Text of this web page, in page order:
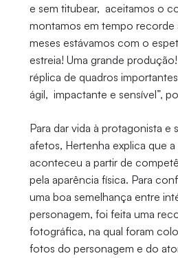
e sem titubear, aceitamos o
montamos em tempo recorde
meses estávamos com o
estreia! Uma grande
réplica de quadros
ágil, impactante e sensível”,
Para dar vida à protagonista e
afetos, Hertenha explica que
aconteceu a partir de
pela aparência física. Para
uma boa semelhança entre
personagem, foi feita uma
fotográfica, na qual foram
fotos do personagem e do